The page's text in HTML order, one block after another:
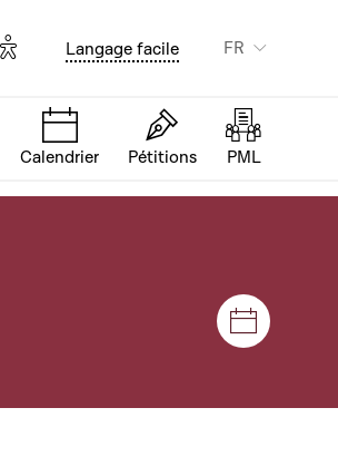
Options d'accessibilité
Langage facile FR
Calendrier Pétitions PML
Séances